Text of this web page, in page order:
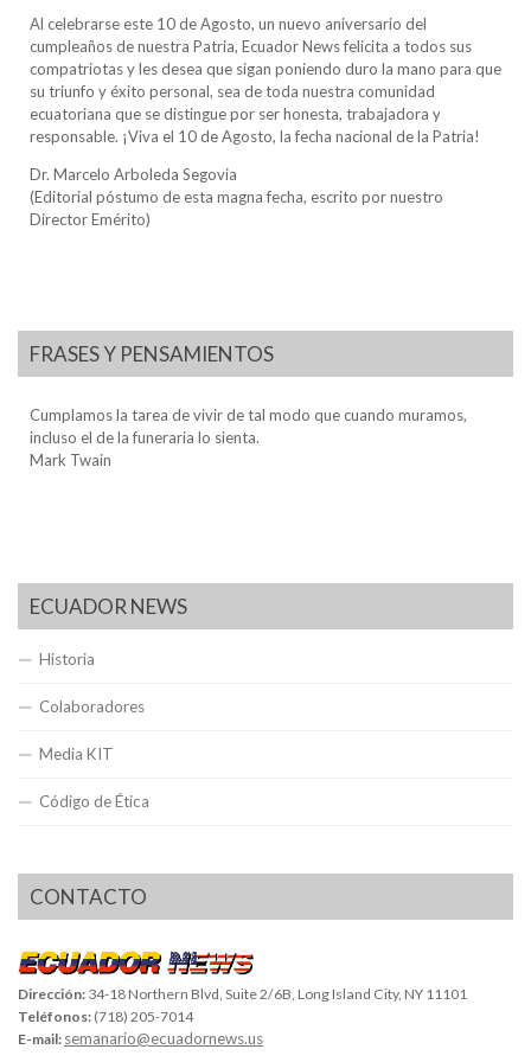
Al celebrarse este 10 de Agosto, un nuevo aniversario del
cumpleaños de nuestra Patria, Ecuador News felicita a todos sus
compatriotas y les desea que sigan poniendo duro la mano para que
su triunfo y éxito personal, sea de toda nuestra comunidad
ecuatoriana que se distingue por ser honesta, trabajadora y
responsable. ¡Viva el 10 de Agosto, la fecha nacional de la Patria!
Dr. Marcelo Arboleda Segovia
(Editorial póstumo de esta magna fecha, escrito por nuestro
Director Emérito)
FRASES Y PENSAMIENTOS
Cumplamos la tarea de vivir de tal modo que cuando muramos,
incluso el de la funeraria lo sienta.
Mark Twain
ECUADOR NEWS
Historia
Colaboradores
Media KIT
Código de Ética
CONTACTO
Dirección: 34-18 Northern Blvd, Suite 2/6B, Long Island City, NY 11101
Teléfonos: (718) 205-7014
E-mail: semanario@ecuadornews.us